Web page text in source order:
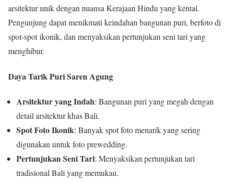
arsitektur unik dengan nuansa Kerajaan Hindu yang kental.
Pengunjung dapat menikmati keindahan bangunan puri, berfoto di
spot-spot ikonik, dan menyaksikan pertunjukan seni tari yang
menghibur.
Daya Tarik Puri Saren Agung
Arsitektur yang Indah: Bangunan puri yang megah dengan
detail arsitektur khas Bali.
Spot Foto Ikonik: Banyak spot foto menarik yang sering
digunakan untuk foto prewedding.
Pertunjukan Seni Tari: Menyaksikan pertunjukan tari
tradisional Bali yang memukau.